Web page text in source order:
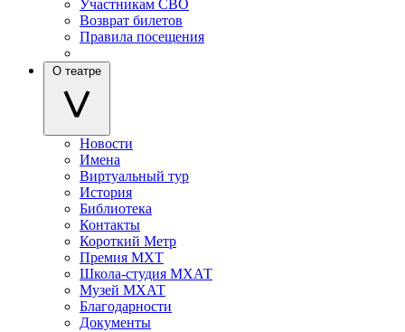
Участникам СВО
Возврат билетов
Правила посещения
О театре
Новости
Имена
Виртуальный тур
История
Библиотека
Контакты
Короткий Метр
Премия МХТ
Школа-студия МХАТ
Музей МХАТ
Благодарности
Документы